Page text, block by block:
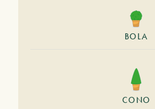
BOLA
CONO